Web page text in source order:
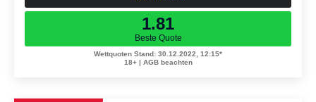
1.81
Beste Quote
Wettquoten Stand: 30.12.2022, 12:15*
18+ | AGB beachten